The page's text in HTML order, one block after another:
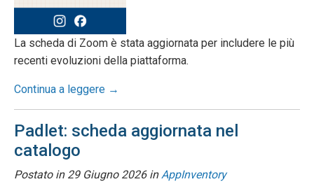
La scheda di Zoom è stata aggiornata per includere le più
recenti evoluzioni della piattaforma.
Continua a leggere →
Padlet: scheda aggiornata nel
catalogo
Postato in 29 Giugno 2026inAppInventory